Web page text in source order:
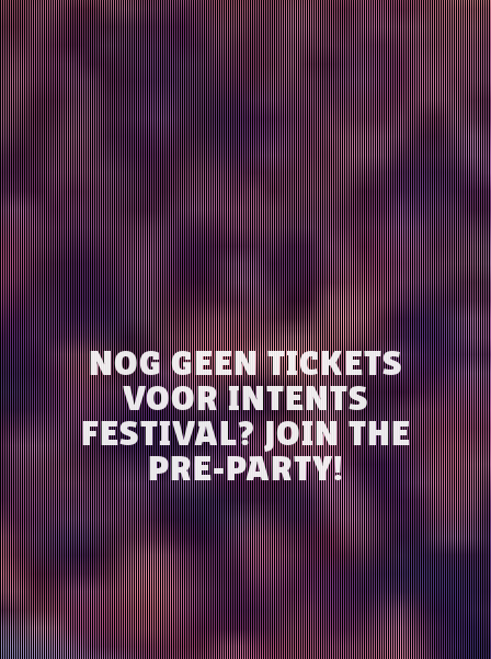
NOG GEEN TICKETS
VOOR INTENTS
FESTIVAL? JOIN THE
PRE-PARTY!